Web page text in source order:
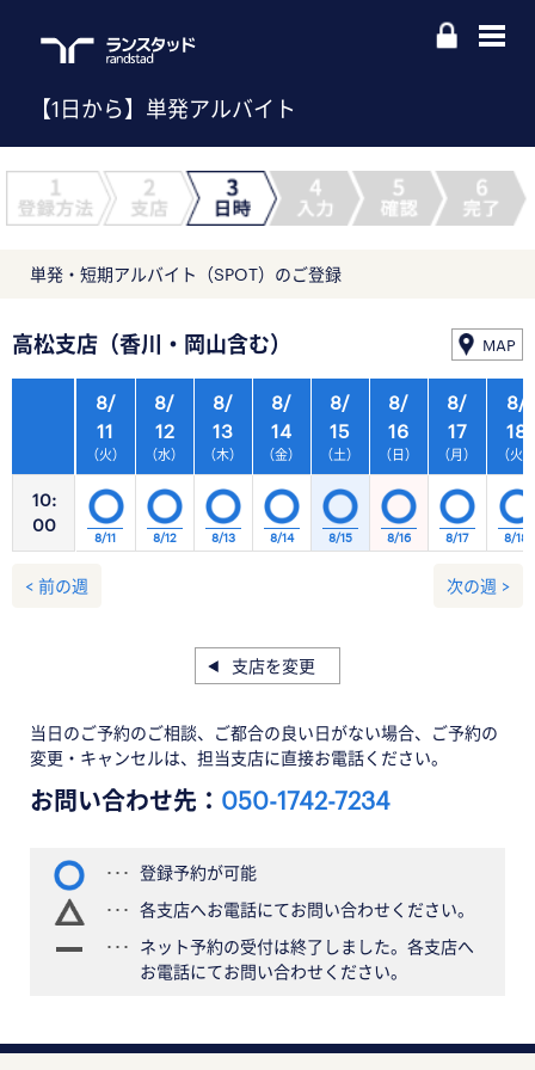
【1日から】単発アルバイト
単発・短期アルバイト（SPOT）のご登録
高松支店（香川・岡山含む） MAP
10:
00
8/
11
（火）
8/
12
（水）
8/
13
（木）
8/
14
（金）
8/
15
（土）
8/
16
（日）
8/
17
（月）
8/11 8/12 8/13 8/14 8/15 8/16 8/17
8/
18
（火）
8/18
< 前の週 次の週 >
支店を変更
当日のご予約のご相談、ご都合の良い日がない場合、ご予約の
変更・キャンセルは、担当支店に直接お電話ください。
お問い合わせ先： 050-1742-7234
登録予約が可能
各支店へお電話にてお問い合わせください。
ネット予約の受付は終了しました。各支店へ
お電話にてお問い合わせください。